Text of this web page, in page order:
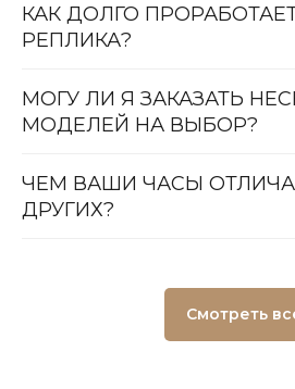
КАК ДОЛГО
РЕПЛИКА?
МОГУ ЛИ Я ЗАКАЗАТЬ
МОДЕЛЕЙ НА ВЫБОР?
ЧЕМ ВАШИ ЧАСЫ
ДРУГИХ?
Смотреть